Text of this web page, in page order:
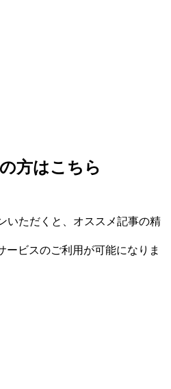
方はこちら
いただくと、オススメ記事の精
ービスのご利用が可能になりま